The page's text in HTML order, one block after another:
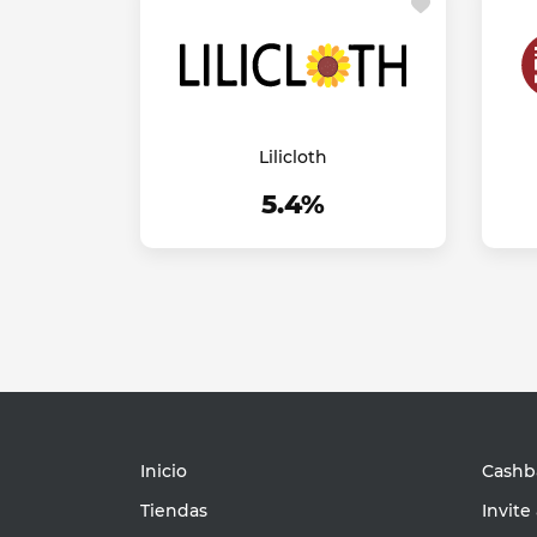
Lilicloth
5.4%
Inicio
Tiendas
Invite